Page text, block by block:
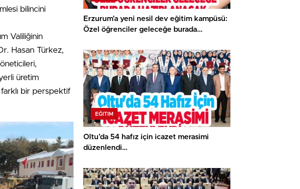
bilincini
Valiliğinin
Hasan Türkez,
üretim
farklı bir perspektif
Erzurum’a yeni nesil dev eğitim kampüsü:
Özel öğrenciler geleceğe burada
EĞITIM
Oltu’da 54 hafız için icazet merasimi
düzenlendi…